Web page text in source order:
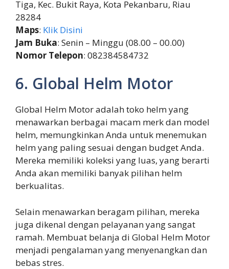
Tiga, Kec. Bukit Raya, Kota Pekanbaru, Riau
28284
Maps: Klik Disini
Jam Buka: Senin – Minggu (08.00 – 00.00)
Nomor Telepon: 082384584732
6. Global Helm Motor
Global Helm Motor adalah toko helm yang
menawarkan berbagai macam merk dan model
helm, memungkinkan Anda untuk menemukan
helm yang paling sesuai dengan budget Anda.
Mereka memiliki koleksi yang luas, yang berarti
Anda akan memiliki banyak pilihan helm
berkualitas.
Selain menawarkan beragam pilihan, mereka
juga dikenal dengan pelayanan yang sangat
ramah. Membuat belanja di Global Helm Motor
menjadi pengalaman yang menyenangkan dan
bebas stres.